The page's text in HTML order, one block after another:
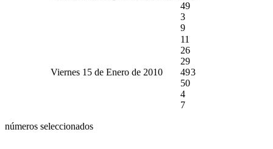
49
3
9
Viernes 15 de Enero de 2010
11
26
29
49
50
4
7
3
números seleccionados